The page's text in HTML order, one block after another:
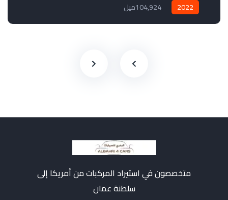
2022 104,924ميل
متخصصون في استيراد المركبات من أمريكا إلى
سلطنة عمان